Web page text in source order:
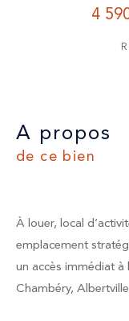
4
a propos
de ce bien
À louer, local
emplacement
un accès immédiat
Chambéry,